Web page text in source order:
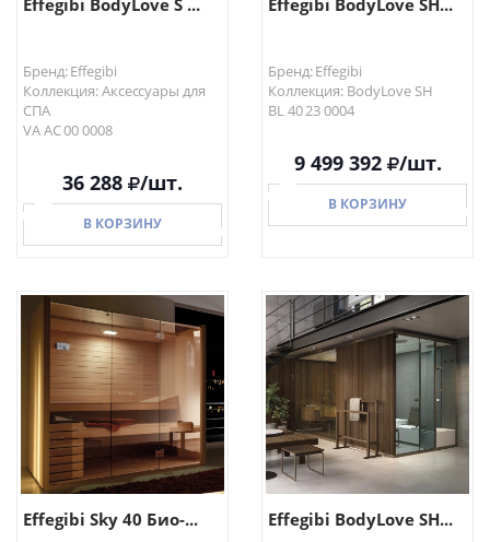
Effegibi BodyLove S ...
Бренд: Effegibi
Коллекция: Аксессуары для
СПА
VA AC 00 0008
36 288 /шт.
В КОРЗИНУ
В КОРЗИНУ
Effegibi BodyLove SH...
Бренд: Effegibi
Коллекция: BodyLove SH
BL 40 23 0004
9 499 392 /шт.
В КОРЗИНУ
В КОРЗИНУ
Effegibi Sky 40 Био-... Effegibi BodyLove SH...